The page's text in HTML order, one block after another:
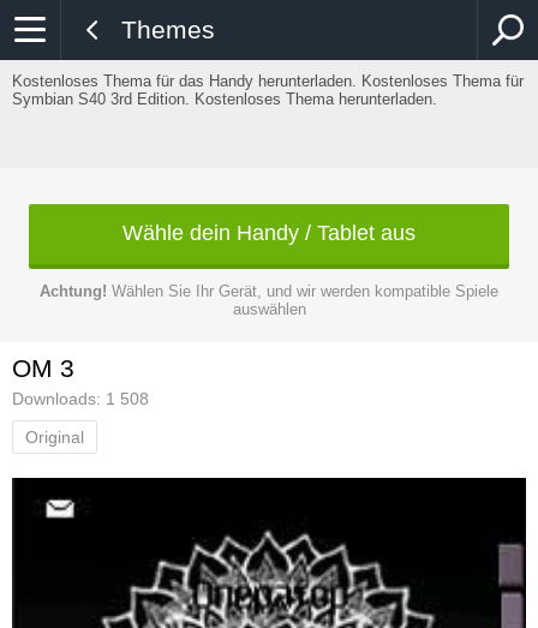
Themes
Kostenloses Thema für das Handy herunterladen. Kostenloses Thema für
Symbian S40 3rd Edition. Kostenloses Thema herunterladen.
Wähle dein Handy / Tablet aus
Achtung! Wählen Sie Ihr Gerät, und wir werden kompatible Spiele
auswählen
OM 3
Downloads: 1 508
Original